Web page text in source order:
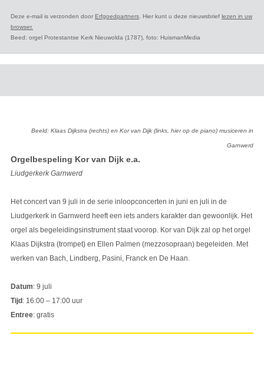
Deze e-mail is verzonden door Erfgoedpartners . Hier kunt u deze nieuwsbrief lezen in uw
browser.
Beed: orgel Protestantse Kerk Nieuwolda (1787), foto: HuismanMedia
Beeld: Klaas Dijkstra (rechts) en Kor van Dijk (links, hier op de piano) musiceren in
Garnwerd
Orgelbespeling Kor van Dijk e.a.
Liudgerkerk Garnwerd
Het concert van 9 juli in de serie inloopconcerten in juni en juli in de
Liudgerkerk in Garnwerd heeft een iets anders karakter dan gewoonlijk. Het
orgel als begeleidingsinstrument staat voorop. Kor van Dijk zal op het orgel
Klaas Dijkstra (trompet) en Ellen Palmen (mezzosopraan) begeleiden. Met
werken van Bach, Lindberg, Pasini, Franck en De Haan.
Datum: 9 juli
Tijd : 16:00 – 17:00 uur
Entree: gratis